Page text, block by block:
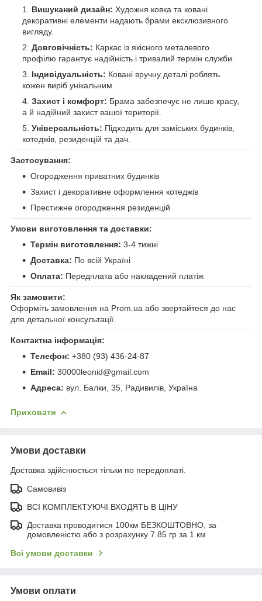
Вишуканий дизайн: Художня ковка та ковані
декоративні елементи надають брами ексклюзивного
вигляду.
Довговічність: Каркас із якісного металевого
профілю гарантує надійність і тривалий термін служби.
Індивідуальність: Ковані вручну деталі роблять
кожен виріб унікальним.
Захист і комфорт: Брама забезпечує не лише красу,
а й надійний захист вашої території.
Універсальність: Підходить для заміських будинків,
котеджів, резиденцій та дач.
Застосування:
Огородження приватних будинків
Захист і декоративне оформлення котеджів
Престижне огородження резиденцій
Умови виготовлення та доставки:
Термін виготовлення: 3-4 тижні
Доставка: По всій Україні
Оплата: Передплата або накладений платіж
Як замовити:
Оформіть замовлення на Prom.ua або звертайтеся до нас
для детальної консультації.
Контактна інформація:
Телефон: +380 (93) 436-24-87
Email: 30000leonid@gmail.com
Адреса: вул. Балки, 35, Радивилів, Україна
Приховати
Умови доставки
Доставка здійснюється тільки по передоплаті.
Самовивіз
ВСІ КОМПЛЕКТУЮЧІ ВХОДЯТЬ В ЦІНУ
Доставка проводитися 100км БЕЗКОШТОВНО, за
домовленістю або з розрахунку 7.85 гр за 1 км
Всі умови доставки
Умови оплати